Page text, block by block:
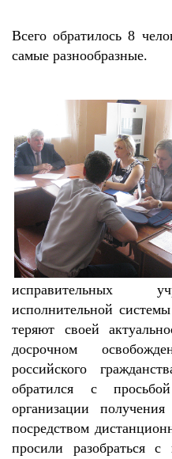
Всего обратилось 8
самые разнообразные.
исправительных
исполнительной
теряют своей
досрочном
российского
обратился с
организации
посредством
просили разобраться